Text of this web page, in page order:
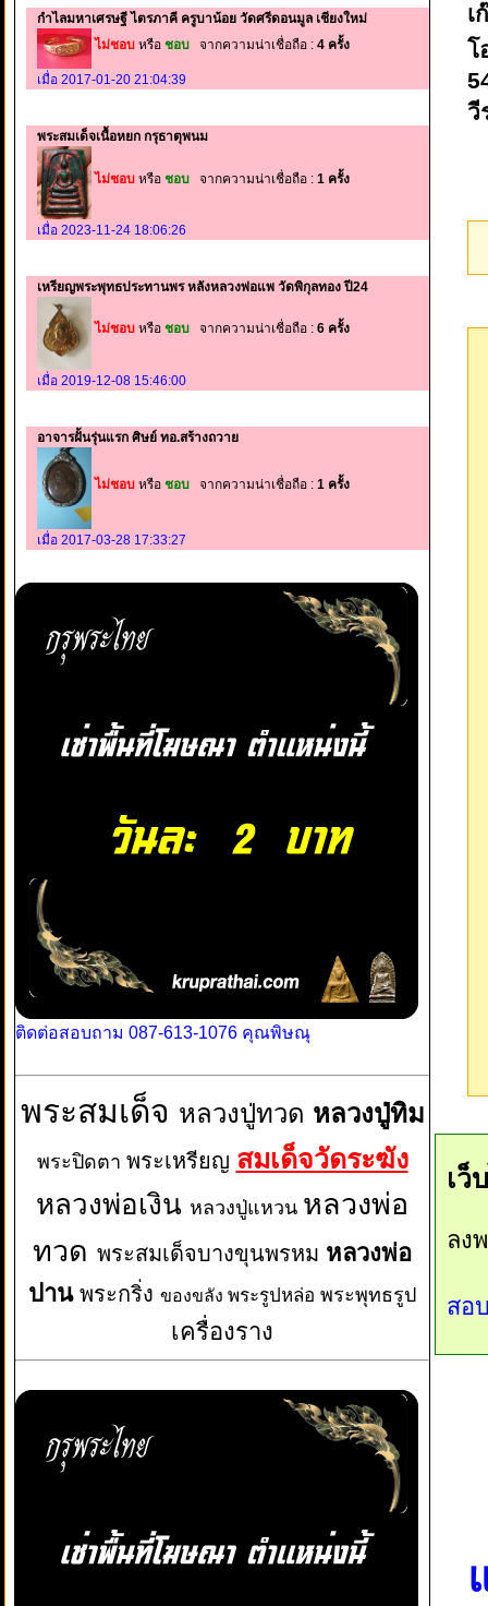
กำไลมหาเศรษฐี ไตรภาคี ครูบาน้อย วัดศรีดอนมูล เชียงใหม่
ไม่ชอบ หรือ ชอบ จากความน่าเชื่อถือ : 4 ครั้ง
เมื่อ 2017-01-20 21:04:39
พระสมเด็จเนื้อหยก กรุธาตุพนม
ไม่ชอบ หรือ ชอบ จากความน่าเชื่อถือ : 1 ครั้ง
เมื่อ 2023-11-24 18:06:26
เหรียญพระพุทธประทานพร หลังหลวงพ่อแพ วัดพิกุลทอง ปี24
ไม่ชอบ หรือ ชอบ จากความน่าเชื่อถือ : 6 ครั้ง
เมื่อ 2019-12-08 15:46:00
อาจารฝั้นรุ่นแรก ศิษย์ ทอ.สร้างถวาย
ไม่ชอบ หรือ ชอบ จากความน่าเชื่อถือ : 1 ครั้ง
เมื่อ 2017-03-28 17:33:27
ติดต่อสอบถาม 087-613-1076 คุณพิษณุ
พระสมเด็จ หลวงปู่ทวด หลวงปู่ทิม
พระปิดตา พระเหรียญ สมเด็จวัดระฆัง
หลวงพ่อเงิน หลวงปู่แหวน หลวงพ่อ
ทวด พระสมเด็จบางขุนพรหม หลวงพ่อ
ปาน พระกริ่ง ของขลัง พระรูปหล่อ พระพุทธรูป
เครื่องราง
เ
โ
วี
เว็
ลง
สอ